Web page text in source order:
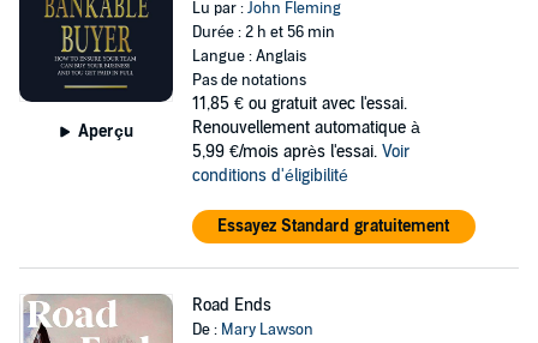
Aperçu
Lu par :John Fleming
Durée : 2 h et 56 min
Langue : Anglais
Pas de notations
11,85 € ou gratuit avec l'essai.
Renouvellement automatique à
5,99 €/mois après l'essai. Voir
conditions d'éligibilité
Essayez Standard gratuitement
Road Ends
De : Mary Lawson